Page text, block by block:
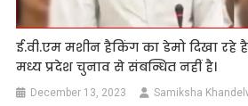
ई.वी.एम मशीन हैकिंग का डेमो दिखा रहे
मध्य प्रदेश चुनाव से संबन्धित नहीं है।
December 13, 2023 Samiksha